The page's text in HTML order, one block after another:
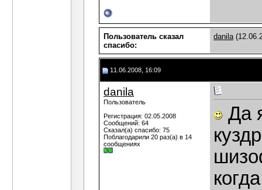
Пользователь сказал
cпасибо:
danila
11.06.2008, 16:09
danila
Пользователь
Регистрация: 02.05.2008
Сообщений: 64
Сказал(а) спасибо: 75
Поблагодарили 20 раз(а) в 14
сообщениях
Да